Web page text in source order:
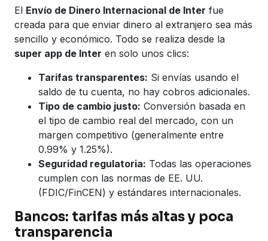
El Envío de Dinero Internacional de Inter fue
creada para que enviar dinero al extranjero sea más
sencillo y económico. Todo se realiza desde la
super app de Inter en solo unos clics:
Tarifas transparentes: Si envías usando el
saldo de tu cuenta, no hay cobros adicionales.
Tipo de cambio justo: Conversión basada en
el tipo de cambio real del mercado, con un
margen competitivo (generalmente entre
0.99% y 1.25%).
Seguridad regulatoria: Todas las operaciones
cumplen con las normas de EE. UU.
(FDIC/FinCEN) y estándares internacionales.
Bancos: tarifas más altas y poca
transparencia